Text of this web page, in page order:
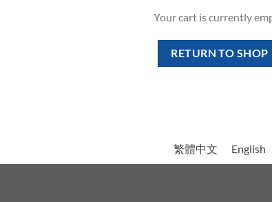
Your cart is currently
RETURN TO SHOP
繁體中文 English